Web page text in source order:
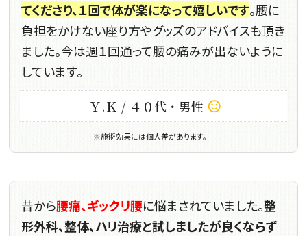
てくださり、１回で体が楽になって嬉しいです。腰に
負担をかけない座り方やグッズのアドバイスも頂き
ました。今は週１回通って腰の痛みが出ないように
しています。
Ｙ.Ｋ / ４０代・男性 sentiment_satisfied_alt
※施術効果には個人差があります。
昔から腰痛、ギックリ腰に悩まされていました。整
形外科、整体、ハリ治療と試しましたが良くならず